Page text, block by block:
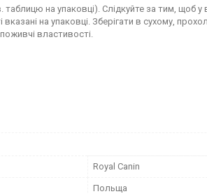
на упаковці). Слідкуйте за тим, щоб у
вказані на упаковці. Зберігати в сухому,
властивості.
Royal Canin
Польща